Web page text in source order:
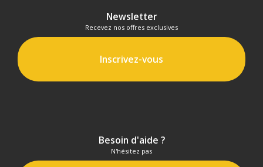
Newsletter
Recevez nos offres exclusives
Inscrivez-vous
Besoin d'aide ?
N'hésitez pas